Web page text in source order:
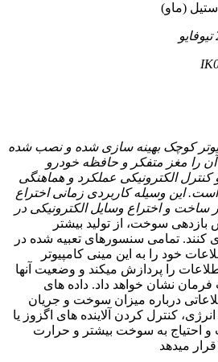
(ماو)
کوچک بهینه سازی شده و نصب شده
را مغز متفکر و حافظه خودرو
کنترل الکترونیکی عملکرد و هماهنگی
این وسیله کاربردی زمانی اختراع
و اختراع وسایل الکترونیکی در
بازدهی سوخت، از تولید بیشتر
کنند. تمامی سنسورهای تعبیه شده در
خود را به این مینی کامپیوتر
را پردازش میکند و وضعیت آنها
نشان خواهد داد. داده های
درباره میزان سوخت و جریان
کنترل کردن آلاینده های اگزوز یا
به سوخت بیشتر و حرارت
قرار میدهد